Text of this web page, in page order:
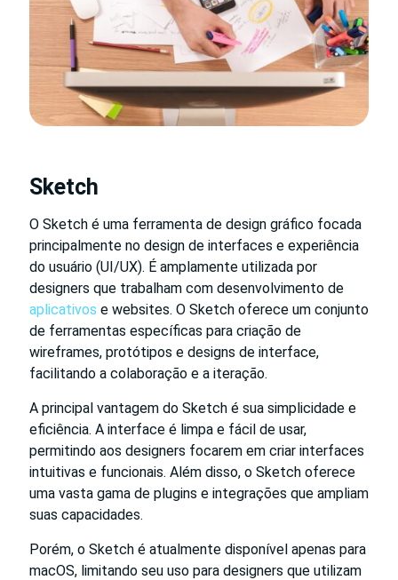
Sketch
O Sketch é uma ferramenta de design gráfico focada
principalmente no design de interfaces e experiência
do usuário (UI/UX). É amplamente utilizada por
designers que trabalham com desenvolvimento de
aplicativos e websites. O Sketch oferece um conjunto
de ferramentas específicas para criação de
wireframes, protótipos e designs de interface,
facilitando a colaboração e a iteração.
A principal vantagem do Sketch é sua simplicidade e
eficiência. A interface é limpa e fácil de usar,
permitindo aos designers focarem em criar interfaces
intuitivas e funcionais. Além disso, o Sketch oferece
uma vasta gama de plugins e integrações que ampliam
suas capacidades.
Porém, o Sketch é atualmente disponível apenas para
macOS, limitando seu uso para designers que utilizam